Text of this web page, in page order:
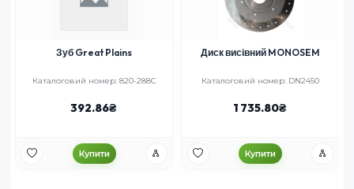
Зуб Great Plains
Каталоговий номер: 820-288С
392.86
Купити
Диск висівний MONOSEM
Каталоговий номер: DN2450
1 735.80
Купити